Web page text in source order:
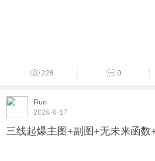
228 0
Run
2026-6-17
三线起爆主图+副图+无未来函数